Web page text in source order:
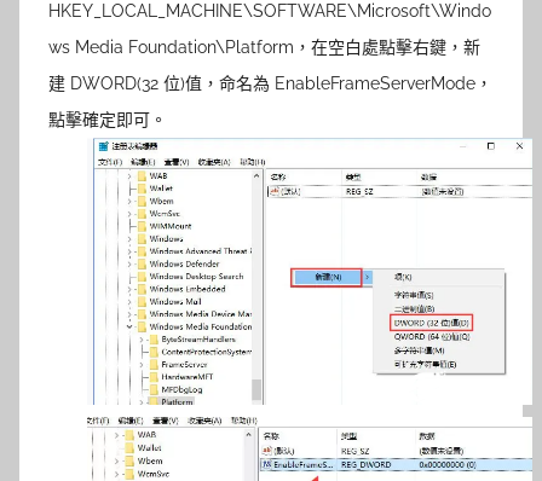
HKEY_LOCAL_MACHINE\SOFTWARE\Microsoft\Windo
ws Media Foundation\Platform，在空白處點擊右鍵，新
建 DWORD(32 位)值，命名為 EnableFrameServerMode，
點擊確定即可。